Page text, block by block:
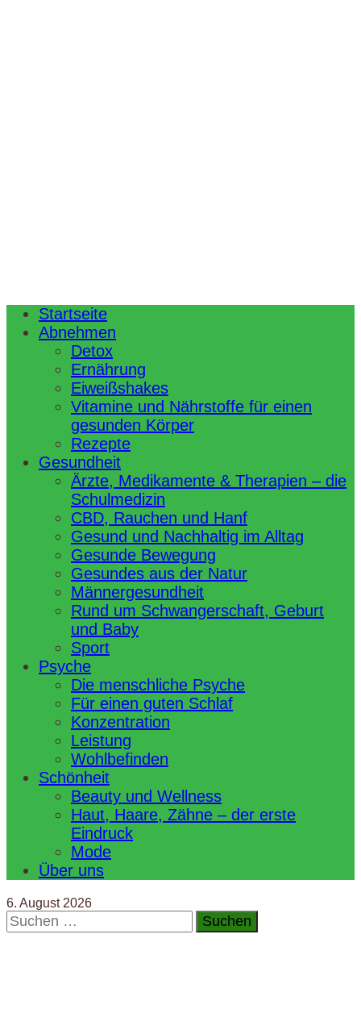
Startseite
Abnehmen
Detox
Ernährung
Eiweißshakes
Vitamine und Nährstoffe für einen
gesunden Körper
Rezepte
Gesundheit
Ärzte, Medikamente & Therapien – die
Schulmedizin
CBD, Rauchen und Hanf
Gesund und Nachhaltig im Alltag
Gesunde Bewegung
Gesundes aus der Natur
Männergesundheit
Rund um Schwangerschaft, Geburt
und Baby
Sport
Psyche
Die menschliche Psyche
Für einen guten Schlaf
Konzentration
Leistung
Wohlbefinden
Schönheit
Beauty und Wellness
Haut, Haare, Zähne – der erste
Eindruck
Mode
Über uns
6. August 2026
Suchen
nach: